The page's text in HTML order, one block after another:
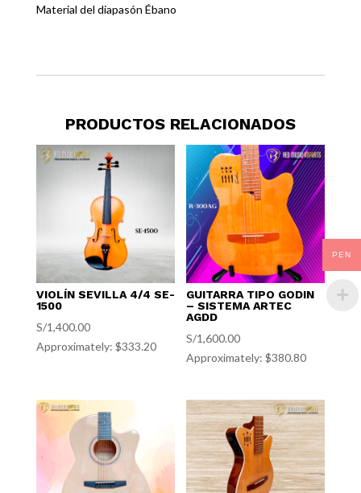
Material del diapasón Ébano
PRODUCTOS RELACIONADOS
VIOLÍN SEVILLA 4/4 SE-
1500
S/1,400.00
Approximately: $333.20
GUITARRA TIPO GODIN
– SISTEMA ARTEC
AGDD
S/1,600.00
Approximately: $380.80
PEN